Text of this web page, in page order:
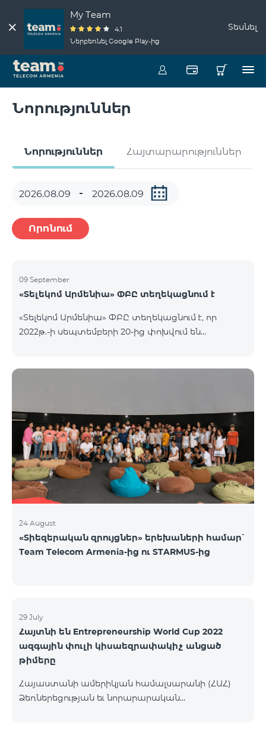
My Team
4.1
Ներբեռնել Google Play-ից
Տեսնել
Նորություններ
Նորություններ Հայտարարություններ
Որոնում
09 September
«Տելեկոմ Արմենիա» ՓԲԸ տեղեկացնում է
«Տելեկոմ Արմենիա» ՓԲԸ տեղեկացնում է, որ
2022թ.-ի սեպտեմբերի 20-ից փոխվում են
tariffs/archive/
24 August
«Տիեզերական զրույցներ» երեխաների համար՝
Team Telecom Armenia-ից ու STARMUS-ից
29 July
Հայտնի են Entrepreneurship World Cup 2022
ազգային փուլի կիսաեզրափակիչ անցած
թիմերը
Հայաստանի ամերիկյան համալսարանի (ՀԱՀ)
Ձեռներեցության եւ նորարարական